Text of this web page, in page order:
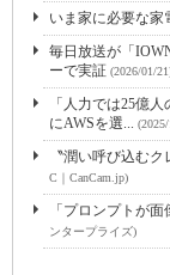
いま家に必要な家
毎日放送が「
ーで実証 (2026/01/
「人力では25億
にAWSを選...
〝潤い呼び込む
C｜CanCam.jp)
「プロンプトが
ンタープライズ)